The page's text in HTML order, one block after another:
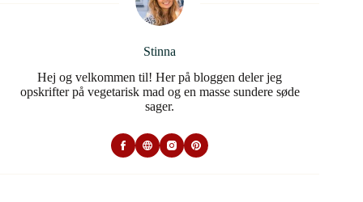
Stinna
Hej og velkommen til! Her på bloggen deler jeg
opskrifter på vegetarisk mad og en masse sundere søde
sager.